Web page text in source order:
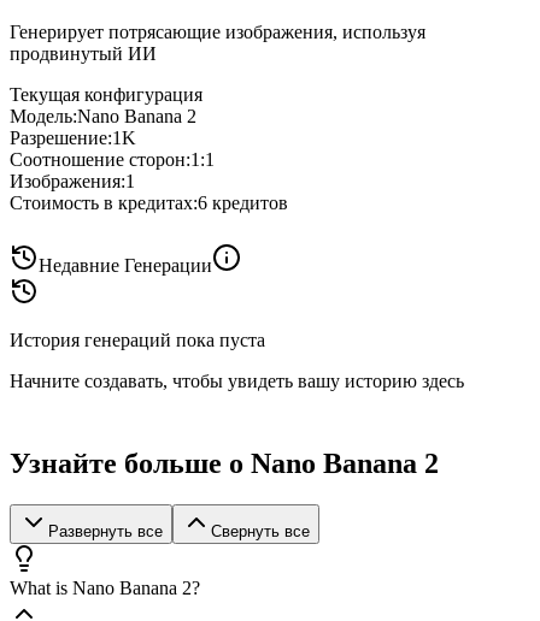
Генерирует потрясающие изображения, используя
продвинутый ИИ
Текущая конфигурация
Модель:Nano Banana 2
Разрешение:1K
Соотношение сторон:1:1
Изображения:1
Стоимость в кредитах:6 кредитов
Недавние Генерации
История генераций пока пуста
Начните создавать, чтобы увидеть вашу историю здесь
Узнайте больше о Nano Banana 2
Развернуть все Свернуть все
What is Nano Banana 2?